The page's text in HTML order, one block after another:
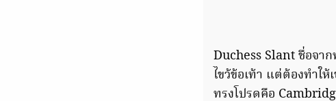
Duchess Slant ชื่อจา
ไขว้ข้อเท้า แต่ต้องทำใ
ทรงโปรดคือ